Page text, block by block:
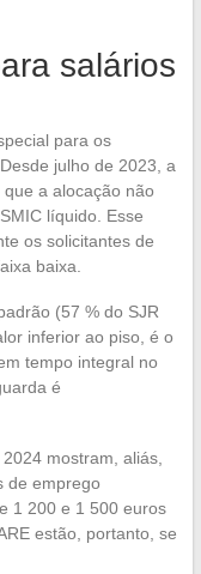
salários
para os
julho de 2023, a
a alocação não
líquido. Esse
os solicitantes de
baixa.
(57 % do SJR
inferior ao piso, é o
tempo integral no
é
mostram, aliás,
de emprego
1 200 e 1 500 euros
estão, portanto, se